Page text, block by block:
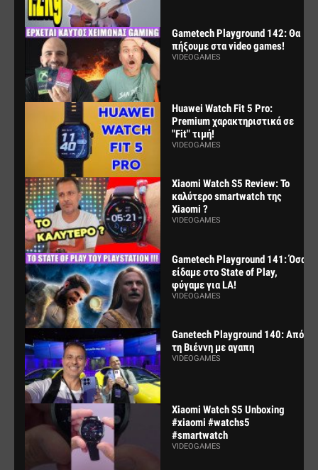
Gametech Playground 142: Θα
πήξουμε στα video games!
VIDEOGAMES
Huawei Watch Fit 5 Pro:
Premium χαρακτηριστικά σε
"Fit" τιμή!
VIDEOGAMES
Xiaomi Watch S5 Review: Το
καλύτερο smartwatch της
Xiaomi ?
VIDEOGAMES
Gametech Playground 141: Όσα
είδαμε στο State of Play,
φύγαμε για LA!
VIDEOGAMES
Ganetech Playground 140: Από
τη Βιέννη με αγαπη
VIDEOGAMES
Xiaomi Watch S5 Unboxing
#xiaomi #watchs5
#smartwatch
VIDEOGAMES